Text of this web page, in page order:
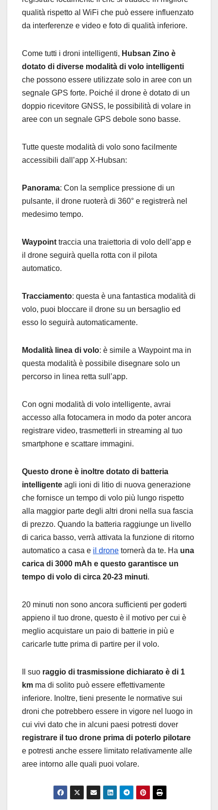
qualità rispetto al WiFi che può essere influenzato
da interferenze e video e foto di qualità inferiore.
Come tutti i droni intelligenti, Hubsan Zino è
dotato di diverse modalità di volo intelligenti
che possono essere utilizzate solo in aree con un
segnale GPS forte. Poiché il drone è dotato di un
doppio ricevitore GNSS, le possibilità di volare in
aree con un segnale GPS debole sono basse.
Tutte queste modalità di volo sono facilmente
accessibili dall’app X-Hubsan:
Panorama: Con la semplice pressione di un
pulsante, il drone ruoterà di 360° e registrerà nel
medesimo tempo.
Waypoint traccia una traiettoria di volo dell’app e
il drone seguirà quella rotta con il pilota
automatico.
Tracciamento: questa è una fantastica modalità di
volo, puoi bloccare il drone su un bersaglio ed
esso lo seguirà automaticamente.
Modalità linea di volo: è simile a Waypoint ma in
questa modalità è possibile disegnare solo un
percorso in linea retta sull’app.
Con ogni modalità di volo intelligente, avrai
accesso alla fotocamera in modo da poter ancora
registrare video, trasmetterli in streaming al tuo
smartphone e scattare immagini.
Questo drone è inoltre dotato di batteria
intelligente agli ioni di litio di nuova generazione
che fornisce un tempo di volo più lungo rispetto
alla maggior parte degli altri droni nella sua fascia
di prezzo. Quando la batteria raggiunge un livello
di carica basso, verrà attivata la funzione di ritorno
automatico a casa e il drone tornerà da te. Ha una
carica di 3000 mAh e questo garantisce un
tempo di volo di circa 20-23 minuti.
20 minuti non sono ancora sufficienti per goderti
appieno il tuo drone, questo è il motivo per cui è
meglio acquistare un paio di batterie in più e
caricarle tutte prima di partire per il volo.
Il suo raggio di trasmissione dichiarato è di 1
km ma di solito può essere effettivamente
inferiore. Inoltre, tieni presente le normative sui
droni che potrebbero essere in vigore nel luogo in
cui vivi dato che in alcuni paesi potresti dover
registrare il tuo drone prima di poterlo pilotare
e potresti anche essere limitato relativamente alle
aree intorno alle quali puoi volare.